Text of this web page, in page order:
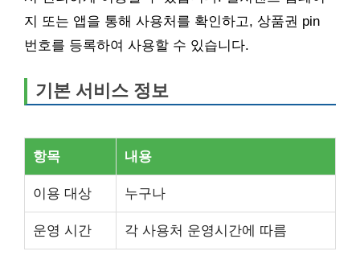
지 또는 앱을 통해 사용처를 확인하고, 상품권 pin
번호를 등록하여 사용할 수 있습니다.
기본 서비스 정보
항목 내용
이용 대상 누구나
운영 시간 각 사용처 운영시간에 따름